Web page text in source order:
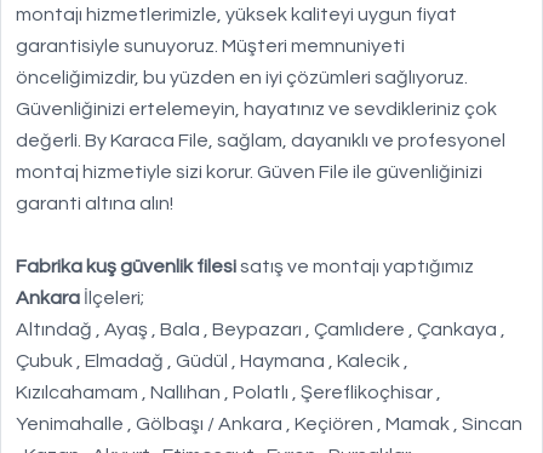
montajı hizmetlerimizle, yüksek kaliteyi uygun fiyat
garantisiyle sunuyoruz. Müşteri memnuniyeti
önceliğimizdir, bu yüzden en iyi çözümleri sağlıyoruz.
Güvenliğinizi ertelemeyin, hayatınız ve sevdikleriniz çok
değerli. By Karaca File, sağlam, dayanıklı ve profesyonel
montaj hizmetiyle sizi korur. Güven File ile güvenliğinizi
garanti altına alın!
Fabrika kuş güvenlik filesisatış ve montajı yaptığımız
Ankara İlçeleri;
Altındağ , Ayaş , Bala , Beypazarı , Çamlıdere , Çankaya ,
Çubuk , Elmadağ , Güdül , Haymana , Kalecik ,
Kızılcahamam , Nallıhan , Polatlı , Şereflikoçhisar ,
Yenimahalle , Gölbaşı / Ankara , Keçiören , Mamak , Sincan